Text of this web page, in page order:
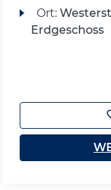
Ort:
Erdgeschoss